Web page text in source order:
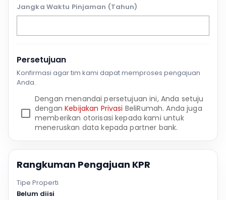
Jangka Waktu Pinjaman (Tahun)
Persetujuan
Konfirmasi agar tim kami dapat memproses pengajuan
Anda.
Dengan menandai persetujuan ini, Anda setuju
denganKebijakan Privasi BeliRumah. Anda juga
memberikan otorisasi kepada kami untuk
meneruskan data kepada partner bank.
Rangkuman Pengajuan KPR
Tipe Properti
Belum diisi